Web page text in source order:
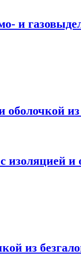
и
оболочкой
изоляцией и
из